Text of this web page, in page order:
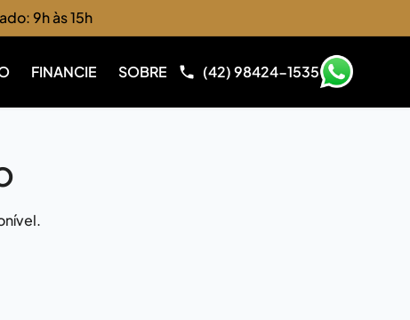
9h às 15h
FINANCIE SOBRE (42) 98424-1535